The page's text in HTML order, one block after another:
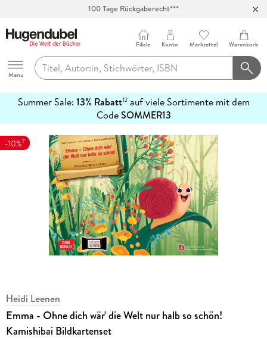
Hugendubel
Menu
Filiale Konto Merkzettel Warenkorb
Summer Sale: 13% Rabatt12auf viele Sortimente mit dem
CodeSOMMER13
erfahren
-10%7
Heidi Leenen
Emma - Ohne dich wär' die Welt nur halb so schön!
Kamishibai Bildkartenset